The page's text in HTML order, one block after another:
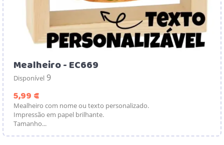
Mealheiro - EC669
Disponível 9
5,99 €
Mealheiro com nome ou texto personalizado.
Impressão em papel brilhante.
Tamanho...